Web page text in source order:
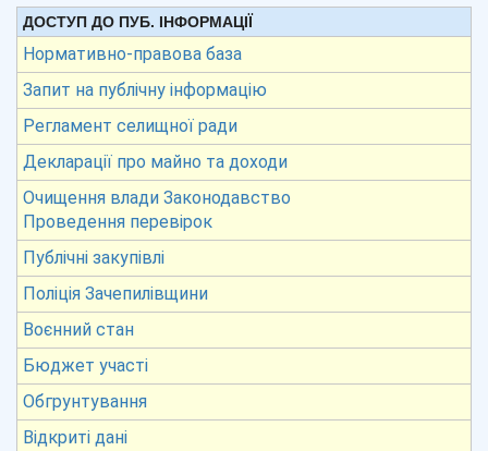
ДОСТУП ДО ПУБ. ІНФОРМАЦІЇ
Нормативно-правова база
Запит на публічну інформацію
Регламент селищної ради
Декларації про майно та доходи
Очищення влади Законодавство
Проведення перевірок
Публічні закупівлі
Поліція Зачепилівщини
Воєнний стан
Бюджет участі
Обгрунтування
Відкриті дані